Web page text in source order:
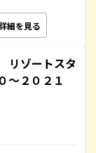
細を見る
ゾートスタ
２０２１